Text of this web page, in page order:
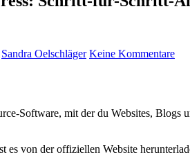
Sandra Oelschläger Keine Kommentare
Software, mit der du Websites,
es von der offiziellen Website